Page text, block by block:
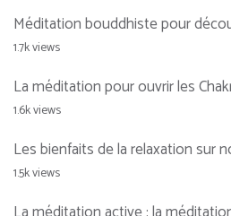
Méditation bouddhiste pour
1.7k views
La méditation pour ouvrir les
1.6k views
Les bienfaits de la relaxation sur
1.5k views